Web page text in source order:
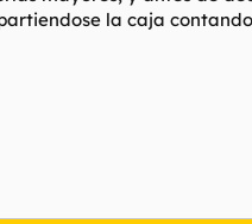
la caja